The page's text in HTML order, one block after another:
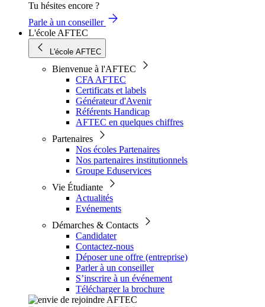
Tu hésites encore ?
Parle à un conseiller
L'école AFTEC
L'école AFTEC
Bienvenue à l'AFTEC
CFA AFTEC
Certificats et labels
Générateur d'Avenir
Référents Handicap
AFTEC en quelques chiffres
Partenaires
Nos écoles Partenaires
Nos partenaires institutionnels
Groupe Eduservices
Vie Étudiante
Actualités
Evénements
Démarches & Contacts
Candidater
Contactez-nous
Déposer une offre (entreprise)
Parler à un conseiller
S’inscrire à un événement
Télécharger la brochure